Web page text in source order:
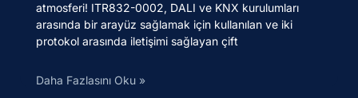
atmosferi! ITR832-0002, DALI ve KNX kurulumları
arasında bir arayüz sağlamak için kullanılan ve iki
protokol arasında iletişimi sağlayan çift
Daha Fazlasını Oku »